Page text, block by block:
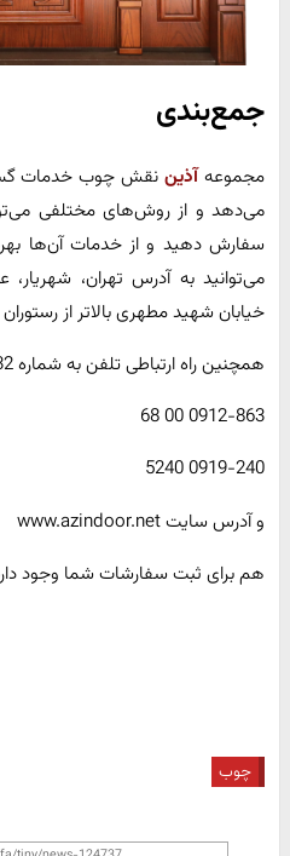
جمع‌بندی
مجموعهآذیننقش چوب خدمات
می‌دهد و از روش‌های مختلفی
سفارش دهید و از خدمات آن‌ها
می‌توانید به آدرس تهران،
خیابان شهید مطهری بالاتر از رستوران ارکیده،
همچنین راه ارتباطی تلفن به شماره 65291932-021
0912-863 00 68
0919-240 5240
و آدرس سایت www.azindoor.net
هم برای ثبت سفارشات شما وجود
چوب